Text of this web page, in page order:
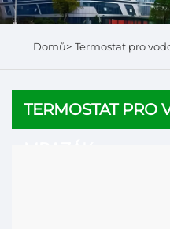
Produkty
Domů> Termostat pro
TERMOSTAT PRO